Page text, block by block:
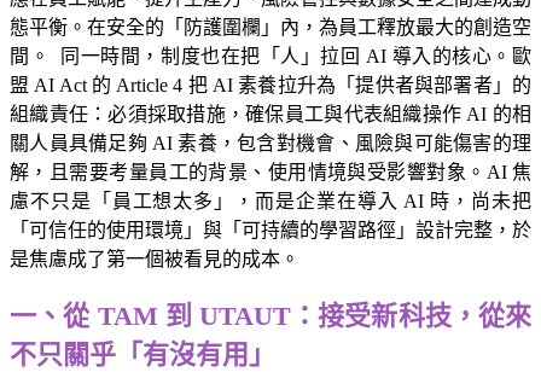
態平衡。在安全的「防護圍欄」內，為員工釋放最大的創造空
間。 同一時間，制度也在把「人」拉回 AI 導入的核心。歐
盟 AI Act 的 Article 4 把 AI 素養拉升為「提供者與部署者」的
組織責任：必須採取措施，確保員工與代表組織操作 AI 的相
關人員具備足夠 AI 素養，包含對機會、風險與可能傷害的理
解，且需要考量員工的背景、使用情境與受影響對象。AI 焦
慮不只是「員工想太多」，而是企業在導入 AI 時，尚未把
「可信任的使用環境」與「可持續的學習路徑」設計完整，於
是焦慮成了第一個被看見的成本。
一、從 TAM 到 UTAUT：接受新科技，從來
不只關乎「有沒有用」